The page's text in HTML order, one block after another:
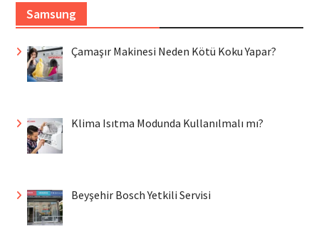
Samsung
Çamaşır Makinesi Neden Kötü Koku Yapar?
Klima Isıtma Modunda Kullanılmalı mı?
Beyşehir Bosch Yetkili Servisi